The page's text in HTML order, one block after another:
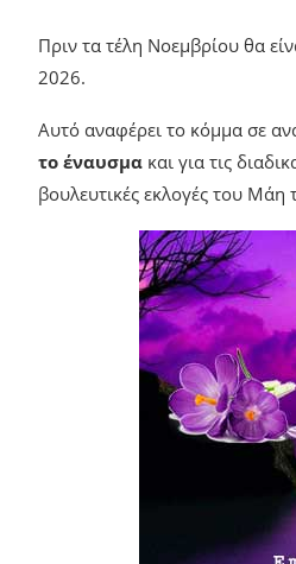
Πριν τα τέλη Νοεμβρίου θα
2026.
Αυτό αναφέρει το κόμμα σε
το έναυσμα και για τις
βουλευτικές εκλογές του Μάη